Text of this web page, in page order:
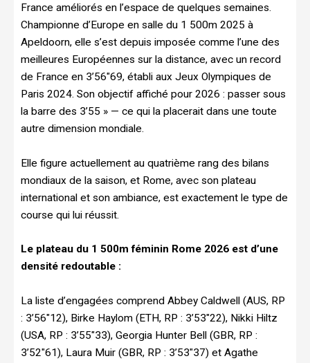
France améliorés en l’espace de quelques semaines.
Championne d’Europe en salle du 1 500m 2025 à
Apeldoorn, elle s’est depuis imposée comme l’une des
meilleures Européennes sur la distance, avec un record
de France en 3’56″69, établi aux Jeux Olympiques de
Paris 2024. Son objectif affiché pour 2026 : passer sous
la barre des 3’55 » — ce qui la placerait dans une toute
autre dimension mondiale.
Elle figure actuellement au quatrième rang des bilans
mondiaux de la saison, et Rome, avec son plateau
international et son ambiance, est exactement le type de
course qui lui réussit.
Le plateau du 1 500m féminin Rome 2026 est d’une
densité redoutable :
La liste d’engagées comprend Abbey Caldwell (AUS, RP
: 3’56″12), Birke Haylom (ETH, RP : 3’53″22), Nikki Hiltz
(USA, RP : 3’55″33), Georgia Hunter Bell (GBR, RP :
3’52″61), Laura Muir (GBR, RP : 3’53″37) et Agathe